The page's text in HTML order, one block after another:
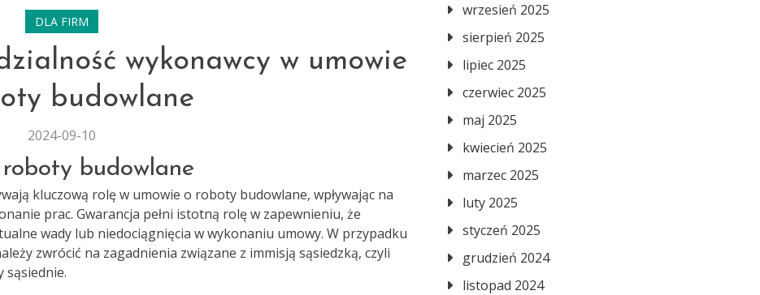
DLA FIRM
wykonawcy w umowie
budowlane
2024-09-10
budowlane
kluczową rolę w umowie o roboty budowlane, wpływając na
prac. Gwarancja pełni istotną rolę w zapewnieniu, że
wady lub niedociągnięcia w wykonaniu umowy. W przypadku
zwrócić na zagadnienia związane z immisją sąsiedzką, czyli
sąsiednie.
wrzesień 2025
sierpień 2025
lipiec 2025
czerwiec 2025
maj 2025
kwiecień 2025
marzec 2025
luty 2025
styczeń 2025
grudzień 2024
listopad 2024